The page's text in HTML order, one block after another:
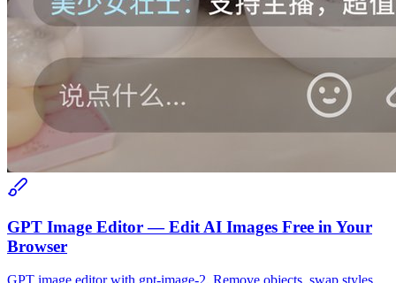
GPT Image Editor — Edit AI Images Free in Your
Browser